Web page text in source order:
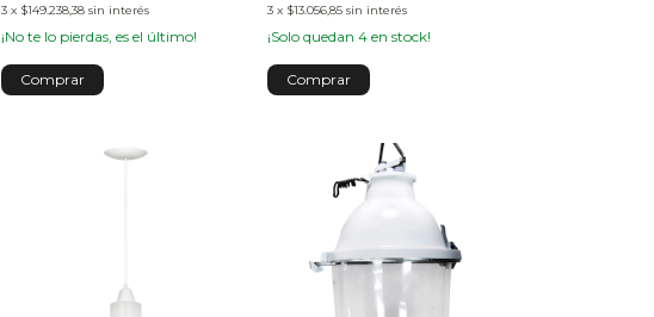
3 x $149.238,38 sin interés
¡No te lo pierdas, es el último!
3 x $13.056,85 sin interés
¡Solo quedan 4en stock!